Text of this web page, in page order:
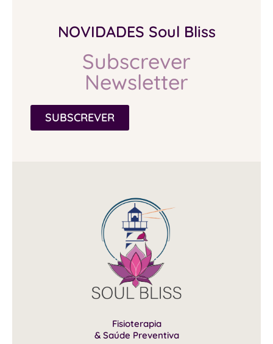
NOVIDADES Soul Bliss
Subscrever
Newsletter
SUBSCREVER
Fisioterapia
& Saúde Preventiva